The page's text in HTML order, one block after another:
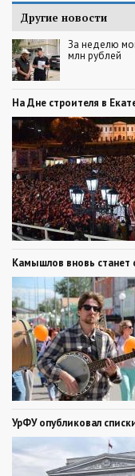
Другие новости
За неделю
млн рублей
На Дне строителя в
Камышлов вновь станет
УрФУ опубликовал